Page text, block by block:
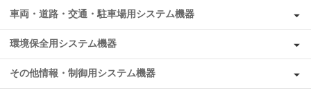
車両・道路・交通・駐車場用システム機器
環境保全用システム機器
その他情報・制御用システム機器